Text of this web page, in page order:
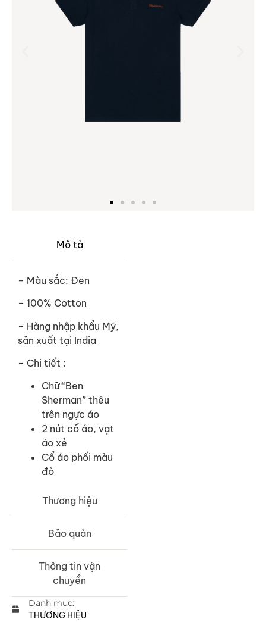
Mô tả
Thương hiệu
Bảo quản
Thông tin vận
chuyển
– Màu sắc: Đen
– 100% Cotton
– Hàng nhập khẩu Mỹ,
sản xuất tại India
– Chi tiết :
Chữ “Ben
Sherman” thêu
trên ngực áo
2 nút cổ áo, vạt
áo xẻ
Cổ áo phối màu
đỏ
Danh mục:
THƯƠNG HIỆU